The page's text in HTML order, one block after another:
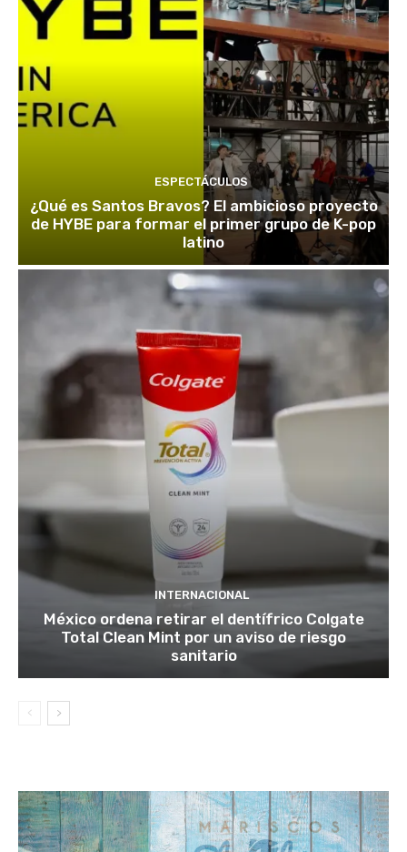
ESPECTÁCULOS
¿Qué es Santos Bravos? El ambicioso proyecto
de HYBE para formar el primer grupo de K-pop
latino
INTERNACIONAL
México ordena retirar el dentífrico Colgate
Total Clean Mint por un aviso de riesgo
sanitario